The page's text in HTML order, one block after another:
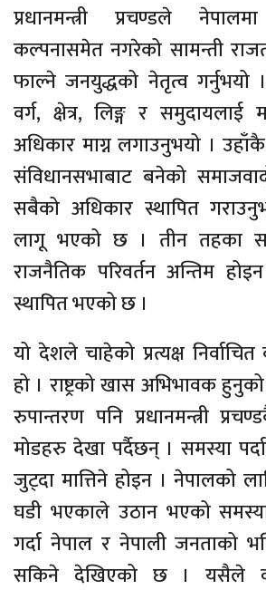
प्रधानमन्त्री प्रचण्डले
कल्पनासमेत नगरेको सामन्ती
फाल्ने जनयुद्धको नेतृत्व गर्नुभयो
वर्ग, क्षेत्र, लिङ्ग र
अधिकार माग्न लगाउनुभयो ।
संविधानसभाबाट बनेको
सबैको अधिकार स्थापित
लागू भएको छ । तीन तहका
राजनैतिक परिवर्तन अन्तिम
स्थापित भएको छ ।
यो देशले चाहेको प्रत्यक्ष निर्वाचित
हो । राष्ट्रको खास अभिभावक
रुपान्तरण पनि प्रधानमन्त्री
मोडहरु देखा पर्दैछन् । समस्या
जुट्दा मात्तिने होइन । नेपालको
घडी भएकाले उठान भएको
गर्दा नेपाल र नेपाली जनताको
सकिने देखिएको छ । यसैले